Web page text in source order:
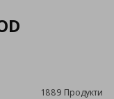
1889 Продукти